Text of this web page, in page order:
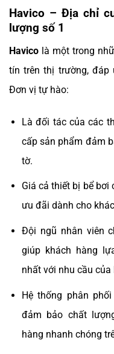
Havico – Địa chỉ
lượng số 1
Havico là một trong
tín trên thị trường, đáp
Đơn vị tự hào:
Là đối tác của các
cấp sản phẩm đảm
tờ.
Giá cả thiết bị bể bơi
ưu đãi dành cho
Đội ngũ nhân viên
giúp khách hàng
nhất với nhu cầu của
Hệ thống phân
đảm bảo chất
hàng nhanh chóng